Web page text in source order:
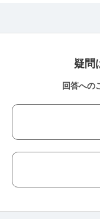
疑問
回答への